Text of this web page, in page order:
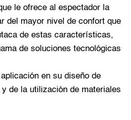
le ofrece al espectador la
del mayor nivel de confort que
de estas características,
de soluciones tecnológicas
en su diseño de
de la utilización de materiales